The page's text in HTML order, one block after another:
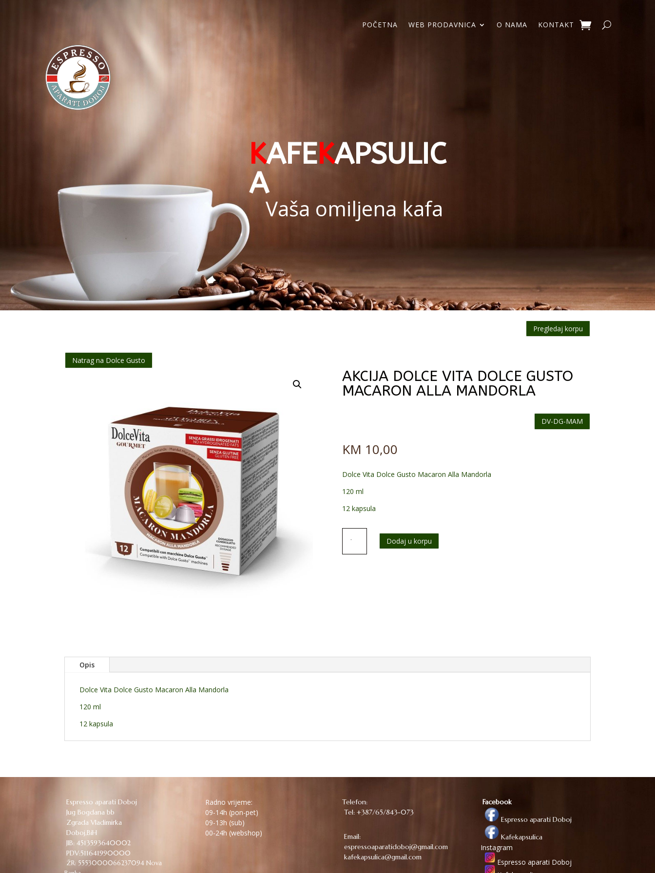
KAFEKAPSULIC
A
Vaša omiljena kafa
POČETNA WEB PRODAVNICA O NAMA KONTAKT
Pregledaj korpu
Natrag na Dolce Gusto
AKCIJA DOLCE VITA DOLCE GUSTO
MACARON ALLA MANDORLA
DV-DG-MAM
KM 10,00
Dolce Vita Dolce Gusto Macaron Alla Mandorla
120 ml
12 kapsula
Dolce
Vita
Dodaj u korpu
Opis
Dolce Vita Dolce Gusto Macaron Alla Mandorla
120 ml
12 kapsula
Espresso aparati Doboj
Jug Bogdana bb
Zgrada Vladimirka
Doboj,BiH
JIB: 4513593640002
PDV:511641990000
ŽR: 5553000066237094 Nova
Radno vrijeme:
09-14h (pon-pet)
09-13h (sub)
00-24h (webshop)
Telefon:
Tel: +387/65/843-073
Email:
espressoaparatidoboj@gmail.com
kafekapsulica@gmail.com
Facebook
Espresso aparati Doboj
Kafekapsulica
Instagram
Espresso aparati Doboj